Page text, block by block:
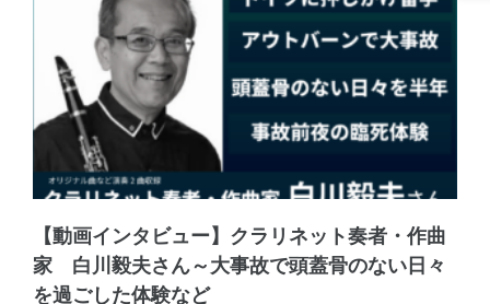
【動画インタビュー】クラリネット奏者・作曲
家 白川毅夫さん～大事故で頭蓋骨のない日々
を過ごした体験など